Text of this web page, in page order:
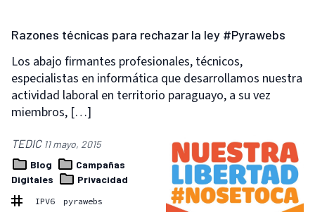
Razones técnicas para rechazar la ley #Pyrawebs
Los abajo firmantes profesionales, técnicos,
especialistas en informática que desarrollamos nuestra
actividad laboral en territorio paraguayo, a su vez
miembros, […]
TEDIC 11 mayo, 2015
Blog
Campañas
Digitales
Privacidad
IPV6 pyrawebs